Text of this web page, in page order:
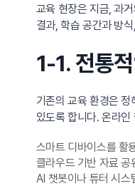
교육 현장은 지금, 과
결과, 학습 공간과 방
1-1. 전통
기존의 교육 환경은
있도록 합니다. 온라
스마트 디바이스를 활
클라우드 기반 자료
AI 챗봇이나 튜터 시스